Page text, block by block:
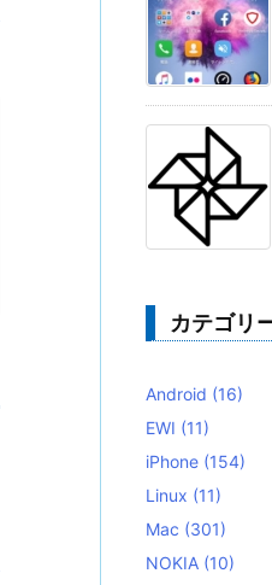
カテゴリ
Android (16)
EWI (11)
iPhone (154)
Linux (11)
Mac (301)
NOKIA (10)